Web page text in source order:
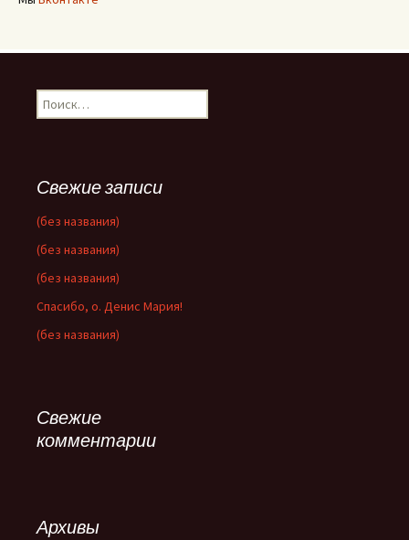
Найти:
Свежие записи
(без названия)
(без названия)
(без названия)
Спасибо, о. Денис Мария!
(без названия)
Свежие
комментарии
Архивы